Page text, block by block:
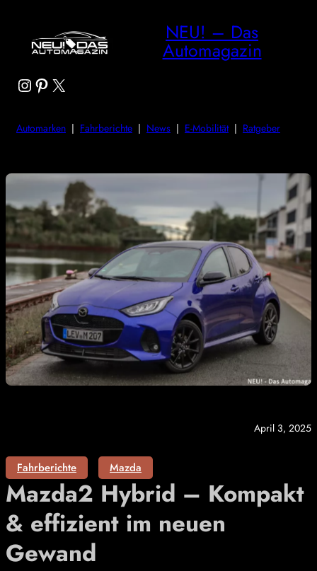
NEU! – Das
Automagazin
Instagram
Pinterest
X
Automarken | Fahrberichte | News | E-Mobilität| Ratgeber
April 3, 2025
Fahrberichte Mazda
Mazda2 Hybrid – Kompakt
& effizient im neuen
Gewand